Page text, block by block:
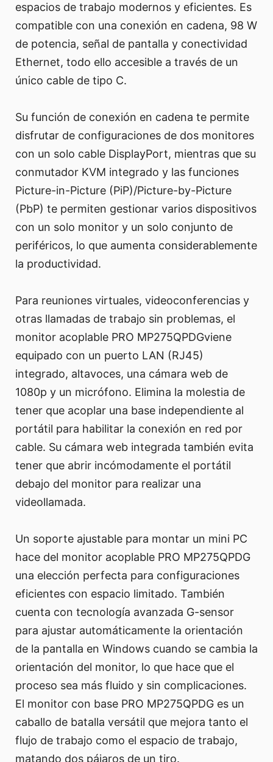
espacios de trabajo modernos y eficientes. Es
compatible con una conexión en cadena, 98 W
de potencia, señal de pantalla y conectividad
Ethernet, todo ello accesible a través de un
único cable de tipo C.
Su función de conexión en cadena te permite
disfrutar de configuraciones de dos monitores
con un solo cable DisplayPort, mientras que su
conmutador KVM integrado y las funciones
Picture-in-Picture (PiP)/Picture-by-Picture
(PbP) te permiten gestionar varios dispositivos
con un solo monitor y un solo conjunto de
periféricos, lo que aumenta considerablemente
la productividad.
Para reuniones virtuales, videoconferencias y
otras llamadas de trabajo sin problemas, el
monitor acoplable PRO MP275QPDGviene
equipado con un puerto LAN (RJ45)
integrado, altavoces, una cámara web de
1080p y un micrófono. Elimina la molestia de
tener que acoplar una base independiente al
portátil para habilitar la conexión en red por
cable. Su cámara web integrada también evita
tener que abrir incómodamente el portátil
debajo del monitor para realizar una
videollamada.
Un soporte ajustable para montar un mini PC
hace del monitor acoplable PRO MP275QPDG
una elección perfecta para configuraciones
eficientes con espacio limitado. También
cuenta con tecnología avanzada G-sensor
para ajustar automáticamente la orientación
de la pantalla en Windows cuando se cambia la
orientación del monitor, lo que hace que el
proceso sea más fluido y sin complicaciones.
El monitor con base PRO MP275QPDG es un
caballo de batalla versátil que mejora tanto el
flujo de trabajo como el espacio de trabajo,
matando dos pájaros de un tiro.